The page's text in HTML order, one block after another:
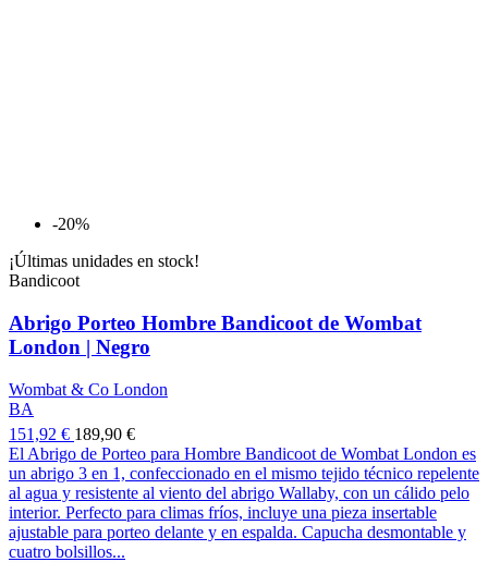
-20%
¡Últimas unidades en stock!
Bandicoot
Abrigo Porteo Hombre Bandicoot de Wombat
London | Negro
Wombat & Co London
BA
151,92 € 189,90 €
El Abrigo de Porteo para Hombre Bandicoot de Wombat London es
un abrigo 3 en 1, confeccionado en el mismo tejido técnico repelente
al agua y resistente al viento del abrigo Wallaby, con un cálido pelo
interior. Perfecto para climas fríos, incluye una pieza insertable
ajustable para porteo delante y en espalda. Capucha desmontable y
cuatro bolsillos...